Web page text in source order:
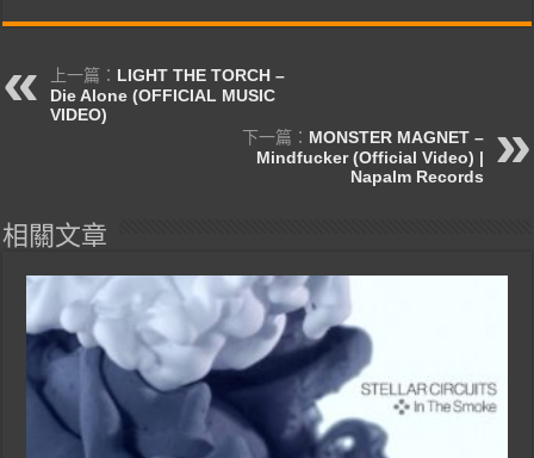
上一篇： LIGHT THE TORCH –
Die Alone (OFFICIAL MUSIC
VIDEO)
下一篇： MONSTER MAGNET –
Mindfucker (Official Video) |
Napalm Records
相關文章